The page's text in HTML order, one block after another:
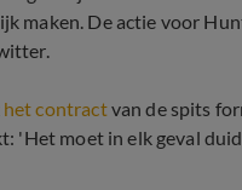
maken. De actie voor
het contractvan de spits
moet in elk geval